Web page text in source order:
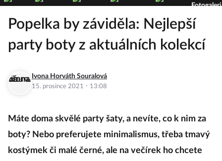
Popelka by záviděla: Nejlepší
party boty z aktuálních kolekcí
Ivona Horváth Souralová
15. prosince 2021 · 13:08
Máte doma skvělé party šaty, a nevíte, co k nim za
boty? Nebo preferujete minimalismus, třeba tmavý
kostýmek či malé černé, ale na večírek ho chcete